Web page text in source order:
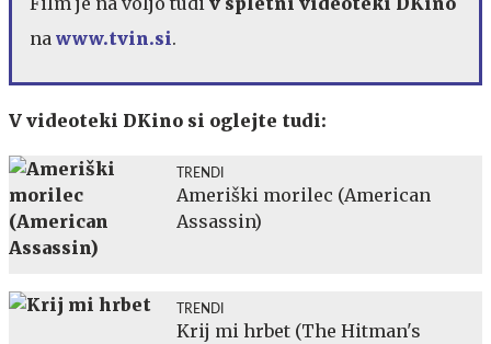
na www.tvin.si.
V videoteki DKino si oglejte tudi:
TRENDI
Ameriški morilec (American
Assassin)
TRENDI
Krij mi hrbet (The Hitman's